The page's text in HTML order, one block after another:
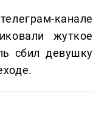
канале
жуткое
сбил девушку